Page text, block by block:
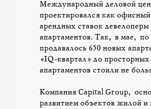
Международный деловой
проектировался как
арендных ставок
апартаментов. Так, в мае,
продавалось 650 новых
«IQ-квартал» до
апартаментов стоили не
Компания Capital Group,
развитием объектов жилой